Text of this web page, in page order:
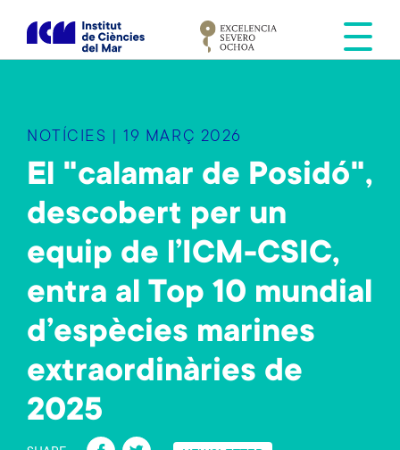
s
NOTÍCIES | 19 MARÇ 2026
El "calamar de Posidó",
descobert per un
equip de l’ICM-CSIC,
entra al Top 10 mundial
d’espècies marines
extraordinàries de
2025